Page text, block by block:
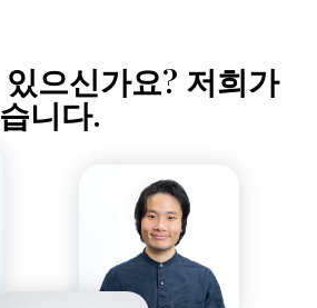
으신가요? 저희가
니다.